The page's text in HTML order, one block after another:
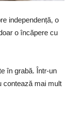
independență, o
o încăpere cu
în grabă. Într-un
contează mai mult